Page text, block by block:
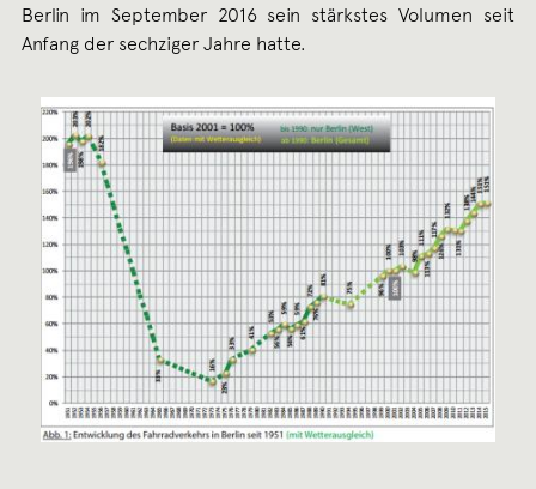
Berlin im September 2016 sein stärkstes Volumen seit
Anfang der sechziger Jahre hatte.